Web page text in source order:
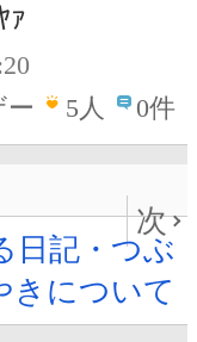
ｧ
ー
5人 0件
次
日記・つぶ
きについて